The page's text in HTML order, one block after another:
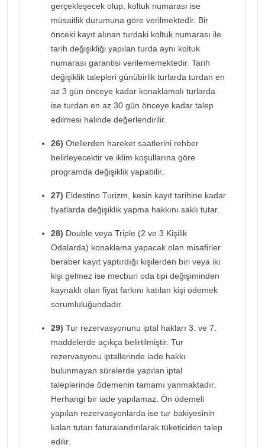
gerçekleşecek olup, koltuk numarası ise
müsaitlik durumuna göre verilmektedir. Bir
önceki kayıt alınan turdaki koltuk numarası ile
tarih değişikliği yapılan turda aynı koltuk
numarası garantisi verilememektedir. Tarih
değişiklik talepleri günübirlik turlarda turdan en
az 3 gün önceye kadar konaklamalı turlarda
ise turdan en az 30 gün önceye kadar talep
edilmesi halinde değerlendirilir.
26) Otellerden hareket saatlerini rehber
belirleyecektir ve iklim koşullarına göre
programda değişiklik yapabilir.
27) Eldestino Turizm, kesin kayıt tarihine kadar
fiyatlarda değişiklik yapma hakkını saklı tutar.
28) Double veya Triple (2 ve 3 Kişilik
Odalarda) konaklama yapacak olan misafirler
beraber kayıt yaptırdığı kişilerden biri veya iki
kişi gelmez ise mecburi oda tipi değişiminden
kaynaklı olan fiyat farkını katılan kişi ödemek
sorumluluğundadır.
29) Tur rezervasyonunu iptal hakları 3. ve 7.
maddelerde açıkça belirtilmiştir. Tur
rezervasyonu iptallerinde iade hakkı
bulunmayan sürelerde yapılan iptal
taleplerinde ödemenin tamamı yanmaktadır.
Herhangi bir iade yapılamaz. Ön ödemeli
yapılan rezervasyonlarda ise tur bakiyesinin
kalan tutarı faturalandırılarak tüketiciden talep
edilir.